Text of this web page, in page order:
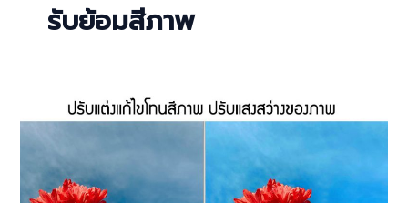
รับย้อมสีภาพ